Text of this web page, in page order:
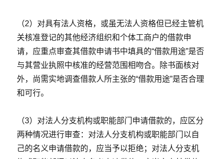
（2）对具有法人资格，或虽无法人资格但已经主管机
关核准登记的其他经济组织和个体工商户的借款申
请，应重点审查其借款申请书中填具的“借款用途”是否
与其营业执照中核准的经营范围相吻合。除书面核对
外，尚需实地调查借款人所主张的“借款用途”是否合理
和可行。
（3）对法人分支机构或职能部门申请借款的，应区分
两种情况进行审查：对法人分支机构或职能部门以自
己的名义申请借款的，应当予以拒绝；对法人分支机